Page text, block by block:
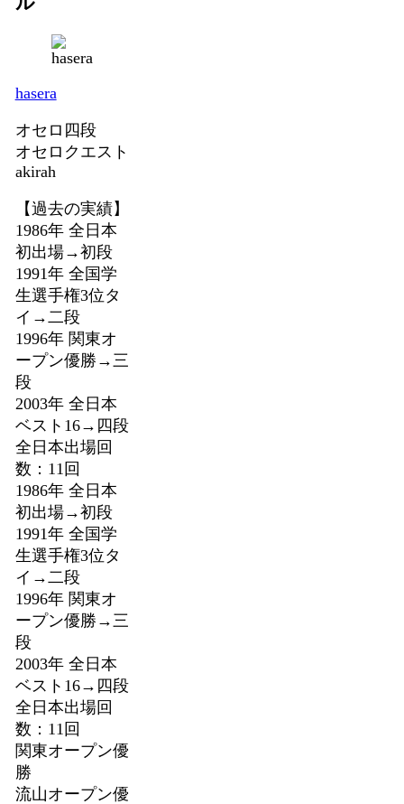
hasera
オセロ四段
オセロクエスト
akirah
【過去の実績】
1986年 全日本
初出場→初段
1991年 全国学
生選手権3位タ
イ→二段
1996年 関東オ
ープン優勝→三
段
2003年 全日本
ベスト16→四段
全日本出場回
数：11回
1986年 全日本
初出場→初段
1991年 全国学
生選手権3位タ
イ→二段
1996年 関東オ
ープン優勝→三
段
2003年 全日本
ベスト16→四段
全日本出場回
数：11回
関東オープン優
勝
流山オープン優